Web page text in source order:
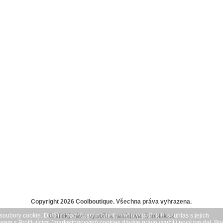
cookie. Dalším procházením tohoto webu vyjadřujete souhlas s jejich
Copyright 2026Coolboutique. Všechna práva vyhrazena.
Grafický návrh vytvořil a nakódovalShoptak.cz